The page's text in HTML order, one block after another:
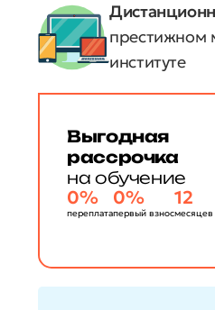
престижном
институте
Выгодная
рассрочка
на обучение
0%
переплата
0%
первый взнос
12
месяцев